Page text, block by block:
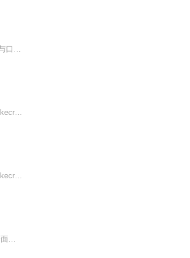
讲师：姚小玲 - 北航思想政治理论学院常务副院长 学院介绍：北京航空航天大学 课程介绍：该课程主要介绍演讲与口才的实用知识，各种演讲词的写作方法；介绍演讲、辩论、求职等通用口才的技巧等职业口才的技能。强调基本知识理论与实际训练相结合，突出人文性、交互性、参与性、操作性，能使学生在最短的时间内，掌握演讲与口才技能，提高口头表达能力，养成特定的职业口语风格与从业规范。
AD：成都柏硕艺人中心推出价值500元一节的声乐和流行唱法免费试听课。预约体验地址： http://cd-byshooo.mikecrm.com/mYClnWV 该课程主要介绍演讲与口才的实用知识，各种演讲词的写作方法；介绍演讲、辩论、求职等通用口才的技巧等职业口...
AD：成都柏硕艺人中心推出价值500元一节的声乐和流行唱法免费试听课。预约体验地址： http://cd-byshooo.mikecrm.com/mYClnWV增材制造（俗称3D打印）技术被誉为将引领“第三次工业革命”的关键技术之一，近年来得到各国高度重视和国内外学者的广泛研究。...
天文航天之天文基础名词 趣报到，为3~12岁孩子提供全面的通识系列知识！ 让孩子广泛接触通识知识，掌握更全面的天文，历史，地理，艺术，生活及科普知识。找到兴趣，快乐成长！